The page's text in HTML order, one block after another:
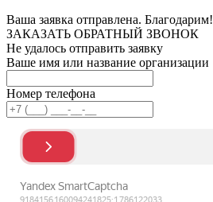
Ваша заявка отправлена. Благодарим!
ЗАКАЗАТЬ ОБРАТНЫЙ ЗВОНОК
Не удалось отправить заявку
Ваше имя или название организации
Номер телефона